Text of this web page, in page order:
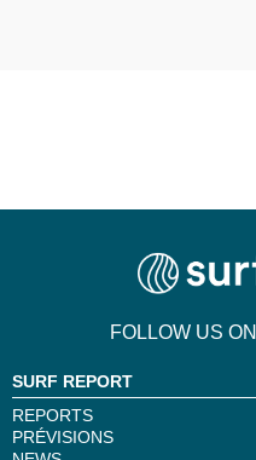
FOLLOW US
SURF REPORT
REPORTS
PRÉVISIONS